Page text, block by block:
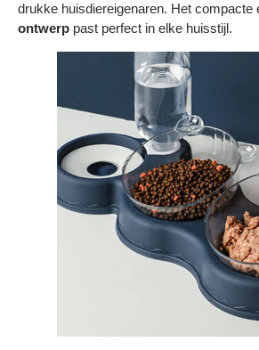
Privacy policy
Bestelling volgen
Vacatures bij Middo
Veelgestelde vragen
Servicevoorwaarden
Betaalmogelijkheden
drukke huisdiereigenaren. Het compacte
ontwerp past perfect in elke huisstijl.